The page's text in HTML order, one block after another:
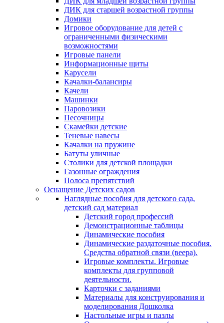
ДИК для старшей возрастной группы
Домики
Игровое оборудование для детей с
ограниченными физическими
возможностями
Игровые панели
Информационные щиты
Карусели
Качалки-балансиры
Качели
Машинки
Паровозики
Песочницы
Скамейки детские
Теневые навесы
Качалки на пружине
Батуты уличные
Столики для детской площадки
Газонные ограждения
Полоса препятствий
Оснащение Детских садов
Наглядные пособия для детского сада,
детский сад материал
Детский город профессий
Демонстрационные таблицы
Динамические пособия
Динамические раздаточные пособия.
Средства обратной связи (веера).
Игровые комплекты. Игровые
комплекты для групповой
деятельности.
Карточки с заданиями
Материалы для конструирования и
моделирования Дошколка
Настольные игры и пазлы